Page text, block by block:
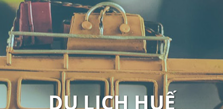
DU LỊCH HUẾ